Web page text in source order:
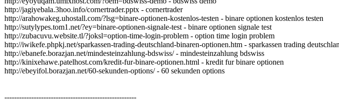
http://jagiyebala.3hoo.info/cornertrader.pptx - cornertrader
http://arahowakeg.uhostall.com/?lsg=binare-optionen-kostenlos-testen - binare optionen kostenlos testen
http://sutylypes.tom1.net/?ey=binare-optionen-signale-test - binare optionen signale test
http://zubacuvu.website.tl/?joksl=option-time-login-problem - option time login problem
http://iwikefe.phpkj.net/sparkassen-trading-deutschland-binaren-optionen.htm - sparkassen trading
http://ebanefe.borazjan.net/mindesteinzahlung-bdswiss/ - mindesteinzahlung bdswiss
http://kinixehawe.patelhost.com/kredit-fur-binare-optionen.html - kredit fur binare optionen
http://ebeyifol.borazjan.net/60-sekunden-options/ - 60 sekunden options
------------------------------------------------------